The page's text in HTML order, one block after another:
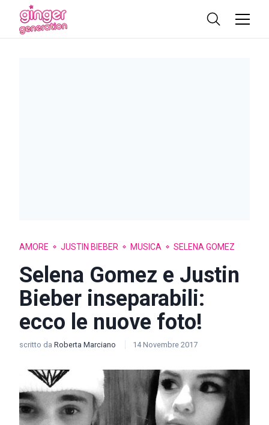
AMORE JUSTIN BIEBER MUSICA SELENA GOMEZ
Selena Gomez e Justin
Bieber inseparabili:
ecco le nuove foto!
scritto da Roberta Marciano 14 Novembre 2017